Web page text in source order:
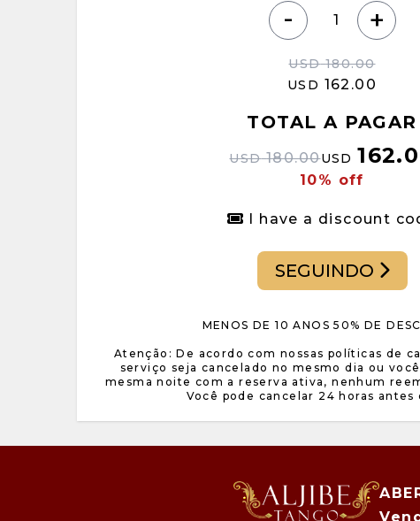
- +
USD 180.00
USD 162.00
TOTAL A PAGAR
USD 180.00USD
10% off
I have a discount
SEGUINDO
MENOS DE 10 ANOS 50% DE
Atenção: De acordo com nossas políticas de
serviço seja cancelado no mesmo dia ou
mesma noite com a reserva ativa, nenhum
Você pode cancelar 24 horas antes